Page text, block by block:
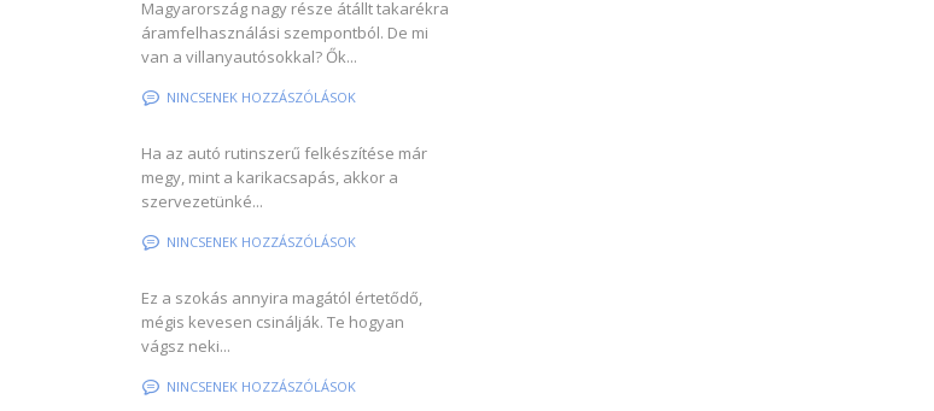
Magyarország nagy része átállt takarékra
áramfelhasználási szempontból. De mi
van a villanyautósokkal? Ők...
NINCSENEK HOZZÁSZÓLÁSOK
Ha az autó rutinszerű felkészítése már
megy, mint a karikacsapás, akkor a
szervezetünké...
NINCSENEK HOZZÁSZÓLÁSOK
Ez a szokás annyira magától értetődő,
mégis kevesen csinálják. Te hogyan
vágsz neki...
NINCSENEK HOZZÁSZÓLÁSOK